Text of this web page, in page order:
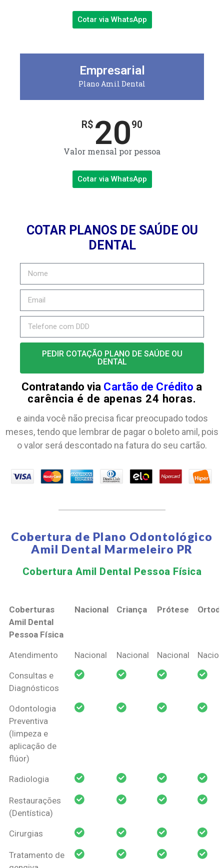
Cotar via WhatsApp
Empresarial
Plano Amil Dental
R$ 2090
Valor mensal por pessoa
Cotar via WhatsApp
COTAR PLANOS DE SAÚDE OU
DENTAL
PEDIR COTAÇÃO PLANO DE SAÚDE OU
DENTAL
Contratando via Cartão de Crédito a
carência é de apenas 24 horas.
e ainda você não precisa ficar preocupado todos
meses, tendo que lembrar de pagar o boleto amil, pois
o valor será descontado na fatura do seu cartão.
Cobertura de Plano Odontológico
Amil Dental Marmeleiro PR
Cobertura Amil Dental Pessoa Física​
Coberturas
Amil Dental
Pessoa Física
Nacional Criança Prótese
Coberturas
Pessoa Física
Nacional Criança Prótese
Atendimento Nacional Nacional Nacional
Consultas e
Diagnósticos
Odontologia
Preventiva
(limpeza e
aplicação de
flúor)
Radiologia
Restaurações
(Dentística)
Cirurgias
Tratamento de